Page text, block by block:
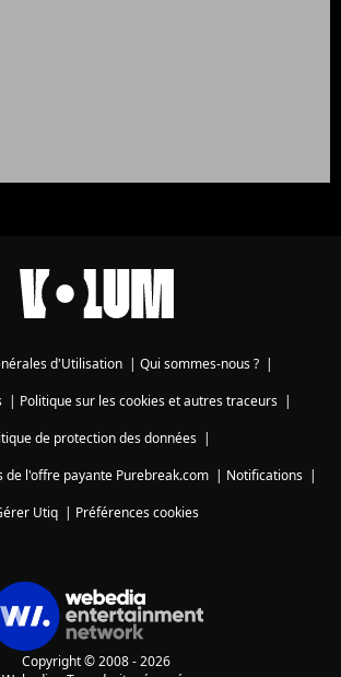
d'Utilisation | Qui sommes-nous ? |
| Politique sur les cookies et autres traceurs|
de protection des données|
de l'offre payante Purebreak.com | Notifications |
Utiq | Préférences cookies
Copyright © 2008 - 2026